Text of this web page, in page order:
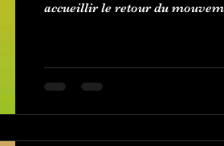
accueillir le retour du